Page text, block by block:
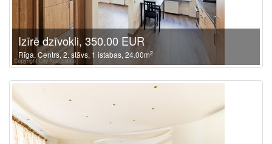
Izīrē dzīvokli, 350.00 EUR
Rīga, Centrs, 2. stāvs, 1 istabas, 24.00m2